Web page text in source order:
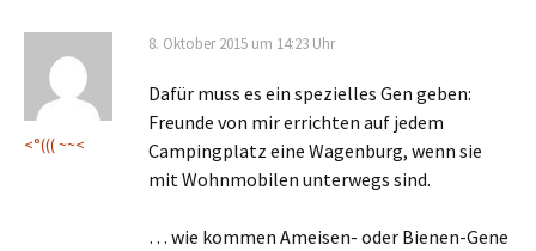
<°((( ~~<
8. Oktober 2015 um 14:23 Uhr
Dafür muss es ein spezielles Gen geben:
Freunde von mir errichten auf jedem
Campingplatz eine Wagenburg, wenn sie
mit Wohnmobilen unterwegs sind.
… wie kommen Ameisen- oder Bienen-Gene